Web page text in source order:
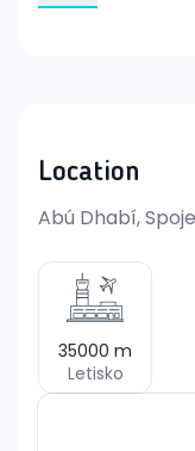
Location
Abú Dhabí,
35000 m
Letisko